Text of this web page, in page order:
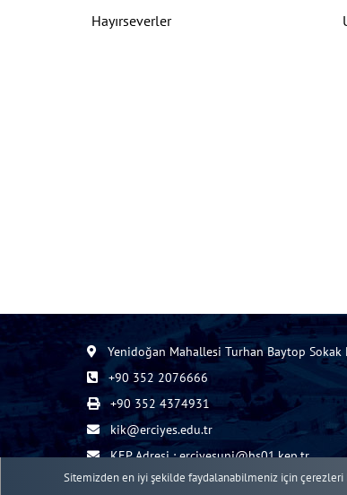
Hayırseverler
Yenidoğan Mahallesi Turhan Baytop Sokak
+90 352 2076666
+90 352 4374931
kik@erciyes.edu.tr
KEP Adresi : erciyesuni@hs01.kep.tr
Sitemizden en iyi şekilde faydalanabilmeniz için çerezleri